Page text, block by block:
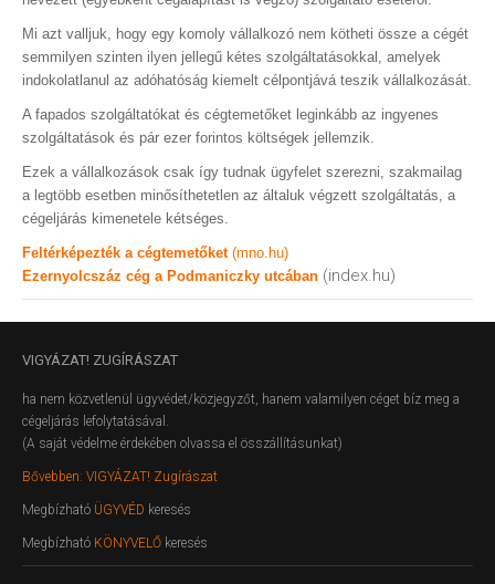
Mi azt valljuk, hogy egy komoly vállalkozó nem kötheti össze a cégét
semmilyen szinten ilyen jellegű kétes szolgáltatásokkal, amelyek
indokolatlanul az adóhatóság kiemelt célpontjává teszik vállalkozását.
A fapados szolgáltatókat és cégtemetőket leginkább az ingyenes
szolgáltatások és pár ezer forintos költségek jellemzik.
Ezek a vállalkozások csak így tudnak ügyfelet szerezni, szakmailag
a legtöbb esetben minősíthetetlen az általuk végzett szolgáltatás, a
cégeljárás kimenetele kétséges.
Feltérképezték a cégtemetőket (mno.hu)
Ezernyolcszáz cég a Podmaniczky utcában (index.hu)
VIGYÁZAT! ZUGÍRÁSZAT
ha nem közvetlenül ügyvédet/közjegyzőt, hanem valamilyen céget bíz meg a
cégeljárás lefolytatásával.
(A saját védelme érdekében olvassa el összállításunkat)
Bővebben: VIGYÁZAT! Zugírászat
Megbízható ÜGYVÉD keresés
Megbízható KÖNYVELŐ keresés